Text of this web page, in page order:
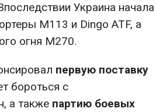
Украина начала
M113 и Dingo ATF, а
огня M270.
первую поставку
бороться с
а также партию боевых